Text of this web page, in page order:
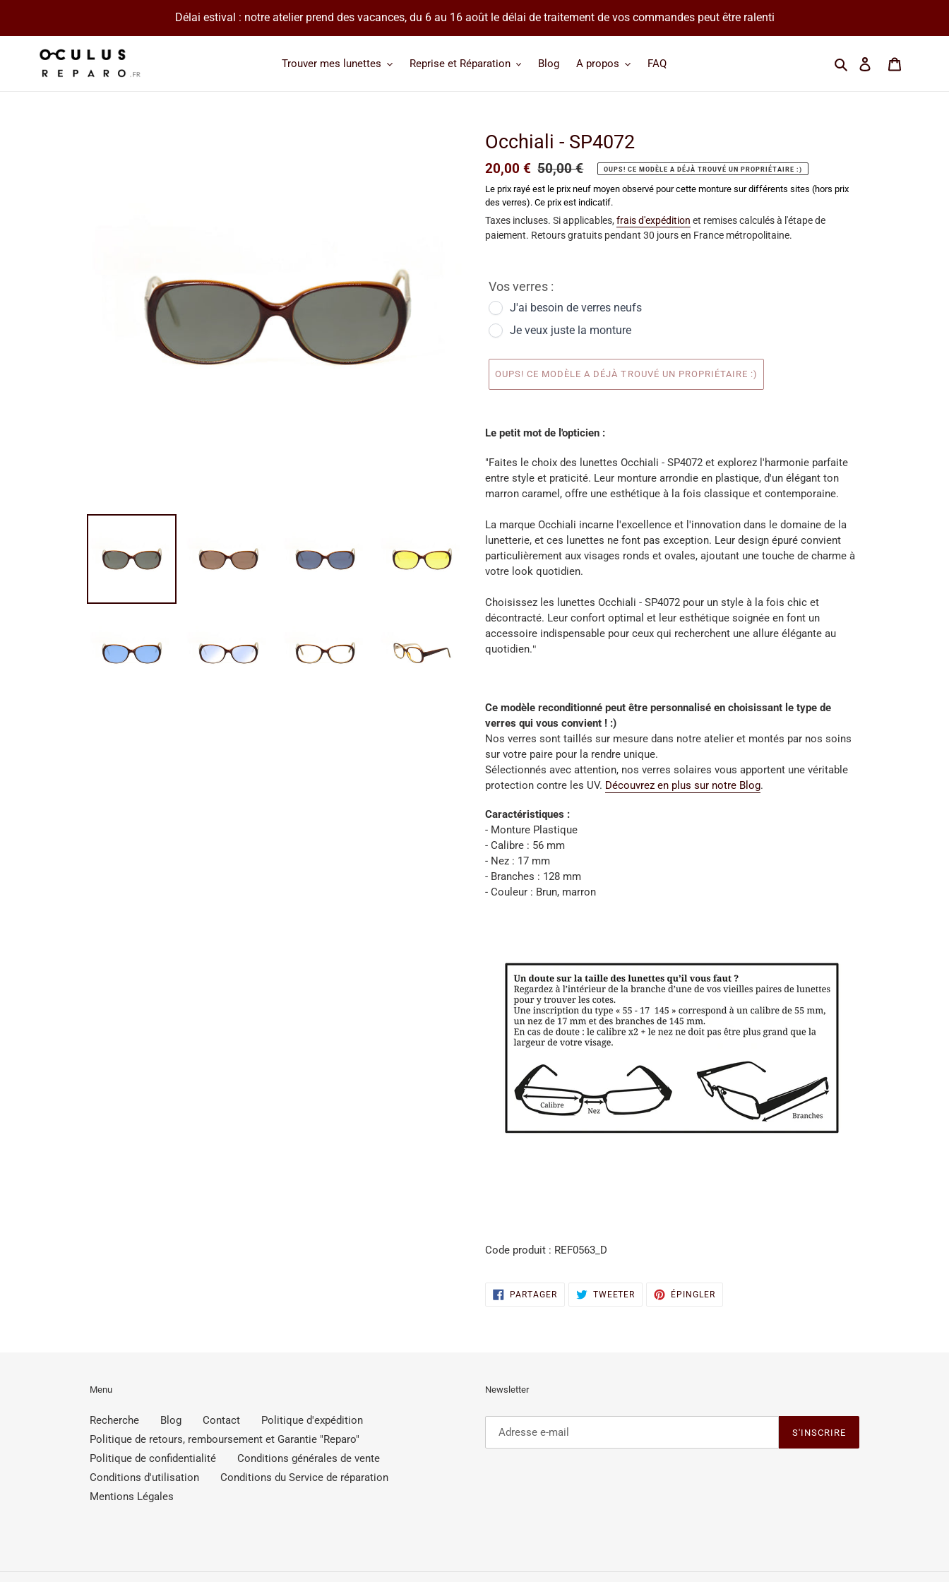
contenu
Délai estival : notre atelier prend des vacances, du 6 au 16 août le délai de traitement de vos commandes peut être ralenti
Trouver mes lunettes Reprise et Réparation Blog A propos FAQ Cherchez une
Se connecter
Occhiali - SP4072
Prix
réduit
20,00 € Prix
normal
50,00 € OUPS! CE MODÈLE A DÉJÀ TROUVÉ UN PROPRIÉTAIRE :)
Le prix rayé est le prix neuf moyen observé pour cette monture sur différents sites (hors prix
des verres). Ce prix est indicatif.
Taxes incluses. Si applicables, frais d'expédition et remises calculés à l'étape de
paiement. Retours gratuits pendant 30 jours en France métropolitaine.
Vos verres :
J'ai besoin de verres neufs
Je veux juste la monture
OUPS! CE MODÈLE A DÉJÀ TROUVÉ UN PROPRIÉTAIRE :)
d'une
paire
à
votre
panier
Le petit mot de l'opticien :
"Faites le choix des lunettes Occhiali - SP4072 et explorez l'harmonie parfaite
entre style et praticité. Leur monture arrondie en plastique, d'un élégant ton
marron caramel, offre une esthétique à la fois classique et contemporaine.
La marque Occhiali incarne l'excellence et l'innovation dans le domaine de la
lunetterie, et ces lunettes ne font pas exception. Leur design épuré convient
particulièrement aux visages ronds et ovales, ajoutant une touche de charme à
votre look quotidien.
Choisissez les lunettes Occhiali - SP4072 pour un style à la fois chic et
décontracté. Leur confort optimal et leur esthétique soignée en font un
accessoire indispensable pour ceux qui recherchent une allure élégante au
quotidien."
Ce modèle reconditionné peut être personnalisé en choisissant le type de
verres qui vous convient ! :)
Nos verres sont taillés sur mesure dans notre atelier et montés par nos soins
sur votre paire pour la rendre unique.
Sélectionnés avec attention, nos verres solaires vous apportent une véritable
protection contre les UV. Découvrez en plus sur notre Blog.
Caractéristiques :
- Monture Plastique
- Calibre : 56 mm
- Nez : 17 mm
- Branches : 128 mm
- Couleur : Brun, marron
Code produit : REF0563_D
PARTAGERPARTAGERTWEETER TWEETERÉPINGLER
Menu
Recherche Blog Contact
Politique d'expédition
Politique de retours, remboursement et Garantie "Reparo"
Politique de confidentialité
Conditions générales de vente
Conditions d'utilisation
Conditions du Service de réparation
Mentions Légales
Newsletter
S'INSCRIRE